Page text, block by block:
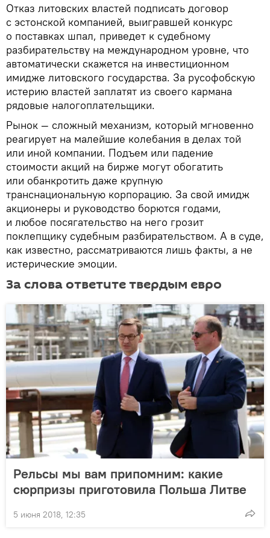
Отказ литовских властей подписать договор
с эстонской компанией, выигравшей конкурс
о поставках шпал, приведет к судебному
разбирательству на международном уровне, что
автоматически скажется на инвестиционном
имидже литовского государства. За русофобскую
истерию властей заплатят из своего кармана
рядовые налогоплательщики.
Рынок — сложный механизм, который мгновенно
реагирует на малейшие колебания в делах той
или иной компании. Подъем или падение
стоимости акций на бирже могут обогатить
или обанкротить даже крупную
транснациональную корпорацию. За свой имидж
акционеры и руководство борются годами,
и любое посягательство на него грозит
поклепщику судебным разбирательством. А в суде,
как известно, рассматриваются лишь факты, а не
истерические эмоции.
За слова ответите твердым евро
Рельсы мы вам припомним: какие
сюрпризы приготовила Польша Литве
5 июня 2018, 12:35